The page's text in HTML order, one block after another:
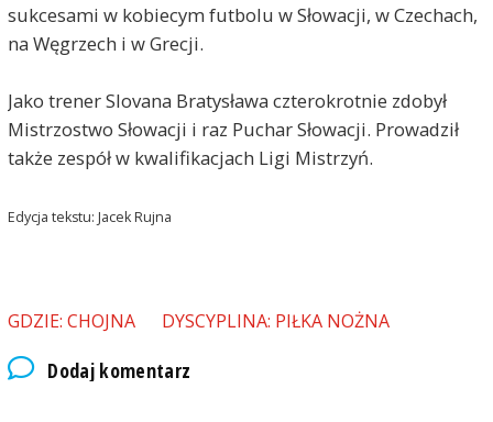
sukcesami w kobiecym futbolu w Słowacji, w Czechach,
na Węgrzech i w Grecji.
Jako trener Slovana Bratysława czterokrotnie zdobył
Mistrzostwo Słowacji i raz Puchar Słowacji. Prowadził
także zespół w kwalifikacjach Ligi Mistrzyń.
Edycja tekstu: Jacek Rujna
GDZIE: CHOJNA DYSCYPLINA: PIŁKA NOŻNA
Dodaj komentarz